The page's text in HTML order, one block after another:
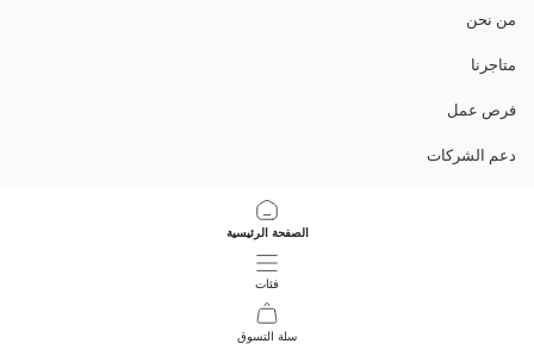
الصفحة الرئيسية
فئات
سلة التسوق
من نحن
متاجرنا
فرص عمل
دعم الشركات